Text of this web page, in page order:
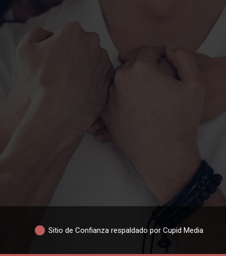
Sitio de Confianza respaldado por Cupid Media